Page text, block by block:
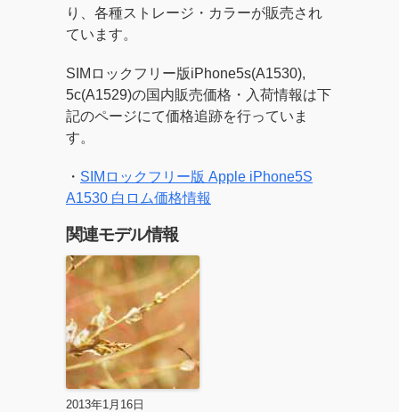
り、各種ストレージ・カラーが販売され
ています。
SIMロックフリー版iPhone5s(A1530),
5c(A1529)の国内販売価格・入荷情報は下
記のページにて価格追跡を行っていま
す。
・ SIMロックフリー版 Apple iPhone5S
A1530 白ロム価格情報
関連モデル情報
2013年1月16日